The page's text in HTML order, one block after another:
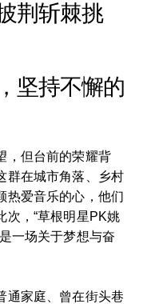
荆斩棘挑
坚持不懈的
，但台前的荣耀背
群在城市角落、乡村
热爱音乐的心，他们
次，“草根明星PK姚
一场关于梦想与奋
通家庭、曾在街头巷